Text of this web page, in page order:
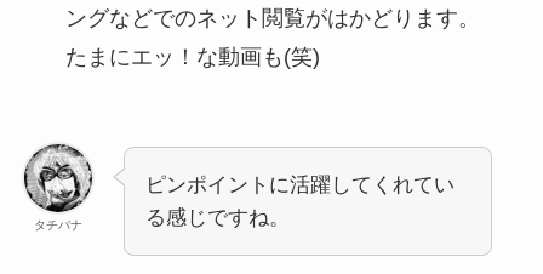
ングなどでのネット閲覧がはかどります。
たまにエッ！な動画も(笑)
タチバナ
ピンポイントに活躍してくれてい
る感じですね。